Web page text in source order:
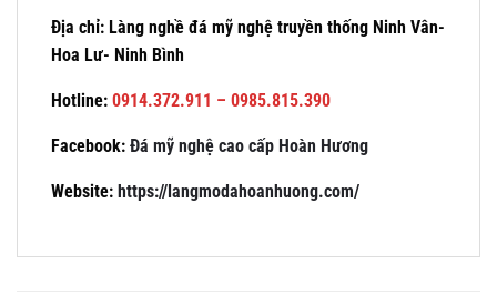
Địa chỉ: Làng nghề đá mỹ nghệ truyền thống Ninh Vân-
Hoa Lư- Ninh Bình
Hotline: 0914.372.911 – 0985.815.390
Facebook: Đá mỹ nghệ cao cấp Hoàn Hương
Website: https://langmodahoanhuong.com/